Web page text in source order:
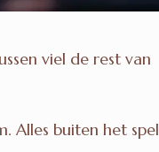
viel de rest van
Alles buiten het spel